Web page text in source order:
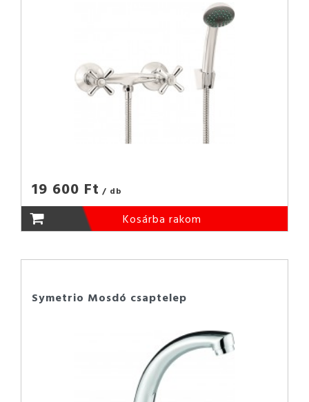
19 600 Ft / db
Kosárba rakom
Symetrio Mosdó csaptelep